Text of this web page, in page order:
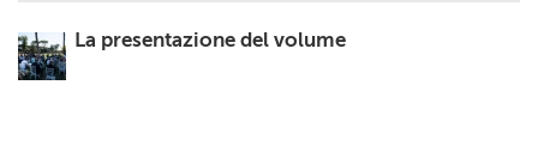
La presentazione del volume